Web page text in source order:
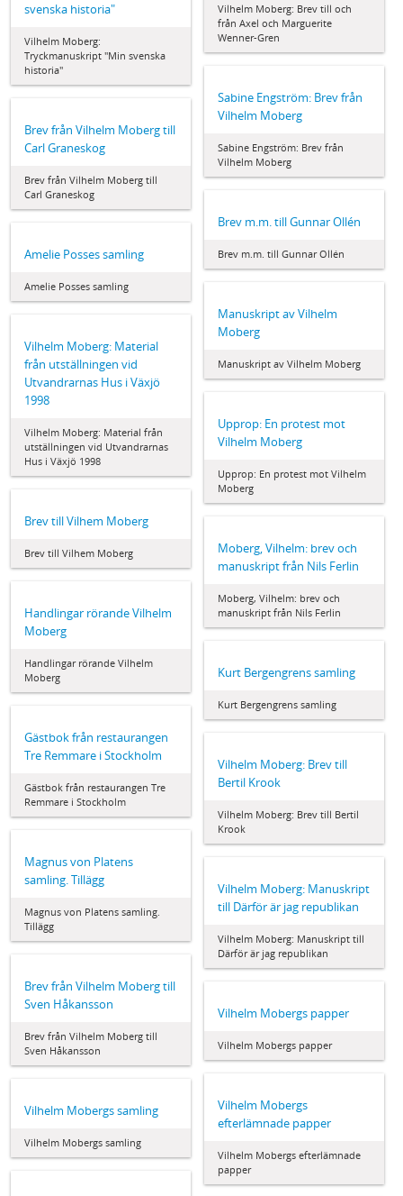
Vilhelm Moberg: Brev till och
från Axel och Marguerite
Wenner-Gren
svenska historia"
Vilhelm Moberg:
Tryckmanuskript "Min svenska
historia"
Sabine Engström: Brev från
Vilhelm Moberg
Sabine Engström: Brev från
Vilhelm Moberg
Brev från Vilhelm Moberg till
Carl Graneskog
Brev från Vilhelm Moberg till
Carl Graneskog
Brev m.m. till Gunnar Ollén
Brev m.m. till Gunnar Ollén
Amelie Posses samling
Amelie Posses samling
Manuskript av Vilhelm
Moberg
Manuskript av Vilhelm Moberg
Vilhelm Moberg: Material
från utställningen vid
Utvandrarnas Hus i Växjö
1998
Vilhelm Moberg: Material från
utställningen vid Utvandrarnas
Hus i Växjö 1998
Upprop: En protest mot
Vilhelm Moberg
Upprop: En protest mot Vilhelm
Moberg
Brev till Vilhem Moberg
Brev till Vilhem Moberg
Moberg, Vilhelm: brev och
manuskript från Nils Ferlin
Moberg, Vilhelm: brev och
manuskript från Nils Ferlin
Handlingar rörande Vilhelm
Moberg
Handlingar rörande Vilhelm
Moberg
Kurt Bergengrens samling
Kurt Bergengrens samling
Gästbok från restaurangen
Tre Remmare i Stockholm
Gästbok från restaurangen Tre
Remmare i Stockholm
Vilhelm Moberg: Brev till
Bertil Krook
Vilhelm Moberg: Brev till Bertil
Krook
Magnus von Platens
samling. Tillägg
Magnus von Platens samling.
Tillägg
Vilhelm Moberg: Manuskript
till Därför är jag republikan
Vilhelm Moberg: Manuskript till
Därför är jag republikan
Brev från Vilhelm Moberg till
Sven Håkansson
Brev från Vilhelm Moberg till
Sven Håkansson
Vilhelm Mobergs papper
Vilhelm Mobergs papper
Vilhelm Mobergs
efterlämnade papper
Vilhelm Mobergs efterlämnade
papper
Vilhelm Mobergs samling
Vilhelm Mobergs samling